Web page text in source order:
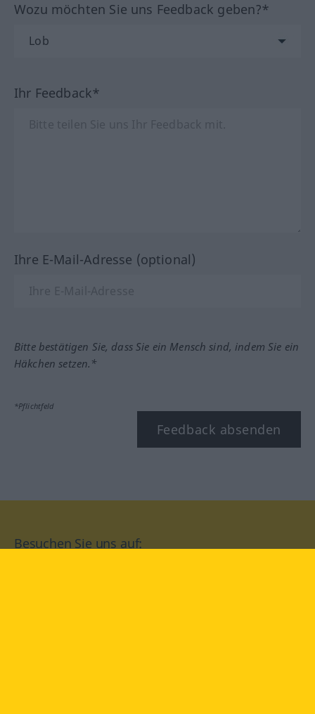
Wozu möchten Sie uns Feedback geben?*
Ihr Feedback*
Ihre E-Mail-Adresse (optional)
Bitte bestätigen Sie, dass Sie ein Mensch sind, indem Sie ein
Häkchen setzen.*
*Pflichtfeld
Feedback absenden
Besuchen Sie uns auf: